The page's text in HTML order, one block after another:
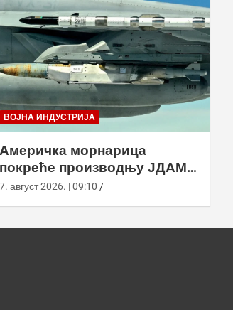
ВОЈНА ИНДУСТРИЈА
Америчка морнарица
покреће производњу ЈДАМ-
ЛР за Супер Хорнет
7. август 2026. | 09:10